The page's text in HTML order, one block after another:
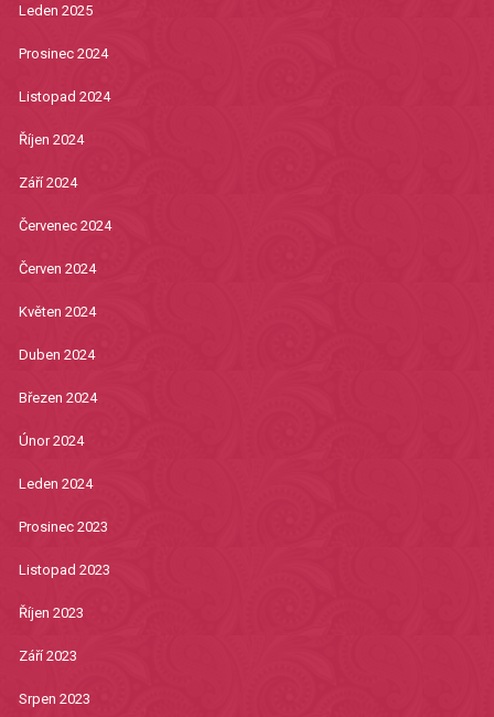
Leden 2025
Prosinec 2024
Listopad 2024
Říjen 2024
Září 2024
Červenec 2024
Červen 2024
Květen 2024
Duben 2024
Březen 2024
Únor 2024
Leden 2024
Prosinec 2023
Listopad 2023
Říjen 2023
Září 2023
Srpen 2023